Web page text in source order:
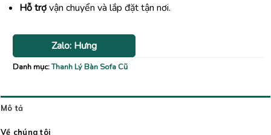
Hỗ trợvận chuyển và lắp đặt tận nơi.
Zalo: Hưng
Danh mục:Thanh Lý Bàn Sofa Cũ
Mô tả
Về chúng tôi